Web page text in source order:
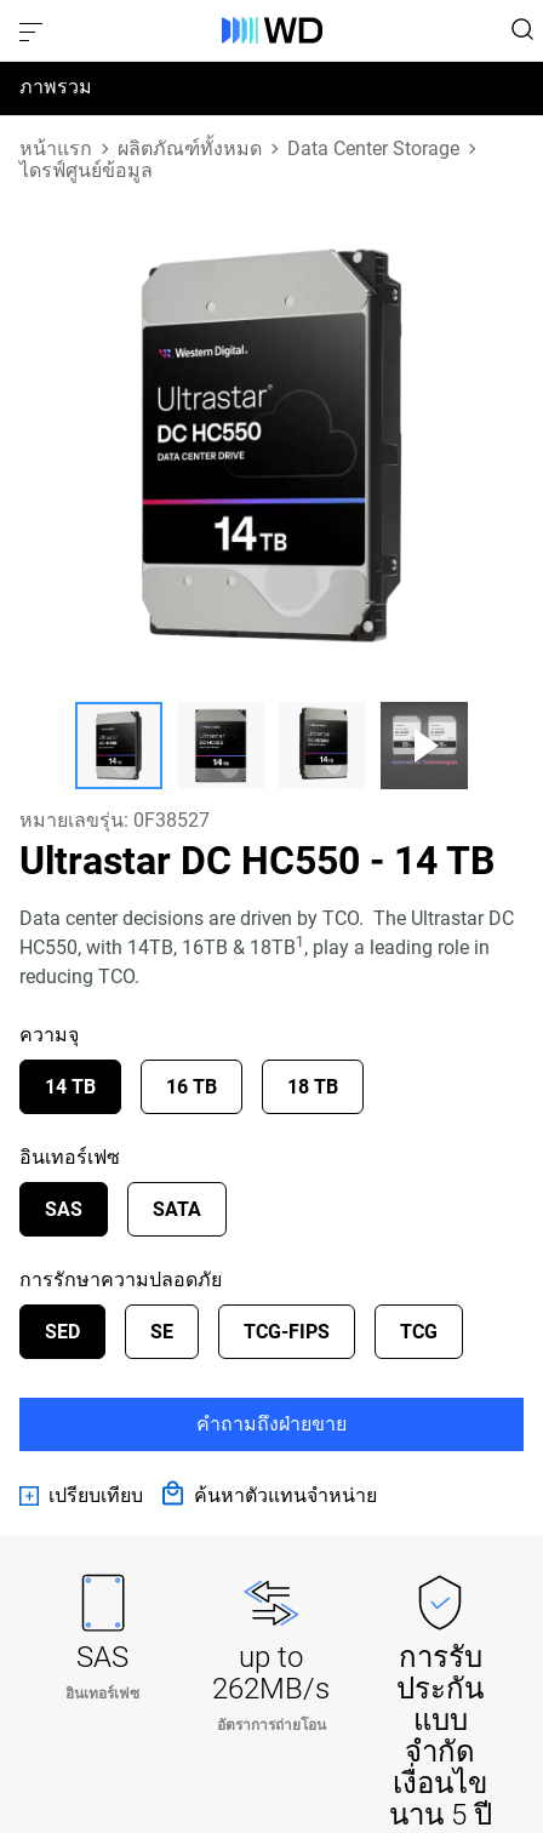
ภาพรวม
ข้อมูลจำเพาะ
หน้าแรก ผลิตภัณฑ์ทั้งหมด
Data Center Storage
ไดรฟ์ศูนย์ข้อมูล
หมายเลขรุ่น: 0F38527
Ultrastar DC HC550 - 14 TB
Data center decisions are driven by TCO. The Ultrastar DC
HC550, with 14TB, 16TB & 18TB1 , play a leading role in
reducing TCO.
ความจุ
14 TB 16 TB 18 TB
อินเทอร์เฟซ
SAS SATA
การรักษาความปลอดภัย
SED SE TCG-FIPS TCG
คำถามถึงฝ่ายขาย
เปรียบเทียบ ค้นหาตัวแทนจำหน่าย
SAS
อินเทอร์เฟซ
up to
262MB/s
อัตราการถ่ายโอน
การรับ
ประกัน
แบบ
จำกัด
เงื่อนไข
นาน 5 ปี